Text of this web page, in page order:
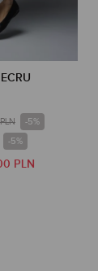
-5%
-5%
PLN